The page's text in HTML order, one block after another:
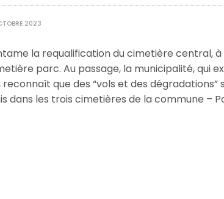
2023
la requalification du cimetière central, à
parc. Au passage, la municipalité, qui
que des “vols et des dégradations”
dans les trois cimetières de la commune –